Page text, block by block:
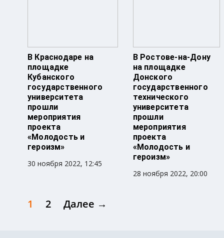
В Краснодаре на
площадке
Кубанского
государственного
университета
прошли
мероприятия
проекта
«Молодость и
героизм»
30 ноября 2022, 12:45
В Ростове-на-Дону
на площадке
Донского
государственного
технического
университета
прошли
мероприятия
проекта
«Молодость и
героизм»
28 ноября 2022, 20:00
1 2 Далее →